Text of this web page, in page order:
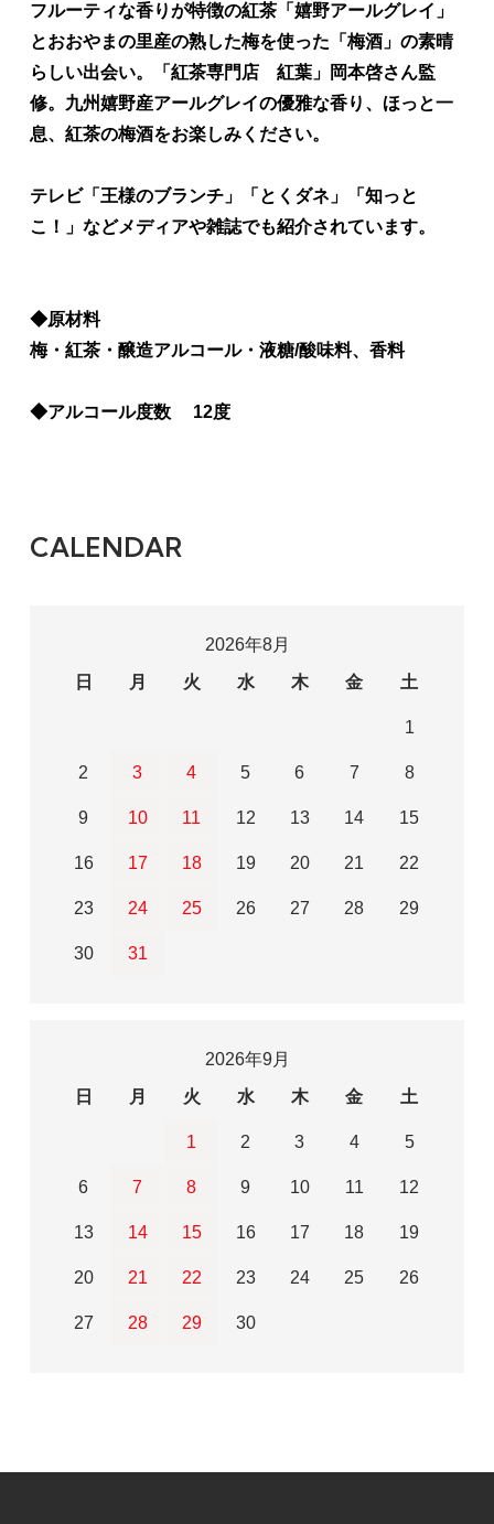
フルーティな香りが特徴の紅茶「嬉野アールグレイ」
とおおやまの里産の熟した梅を使った「梅酒」の素晴
らしい出会い。「紅茶専門店 紅葉」岡本啓さん監
修。九州嬉野産アールグレイの優雅な香り、ほっと一
息、紅茶の梅酒をお楽しみください。
テレビ「王様のブランチ」「とくダネ」「知っと
こ！」などメディアや雑誌でも紹介されています。
◆原材料
梅・紅茶・醸造アルコール・液糖/酸味料、香料
◆アルコール度数 12度
CALENDAR
2026年8月
日
月 火 水 木 金 土
1
2 3 4 5 6 7 8
9 10 11 12 13 14 15
16 17 18 19 20 21 22
23 24 25 26 27 28 29
30 31
2026年9月
日
月 火 水 木 金 土
1 2 3 4 5
6 7 8 9 10 11 12
13 14 15 16 17 18 19
20 21 22 23 24 25 26
27 28 29 30